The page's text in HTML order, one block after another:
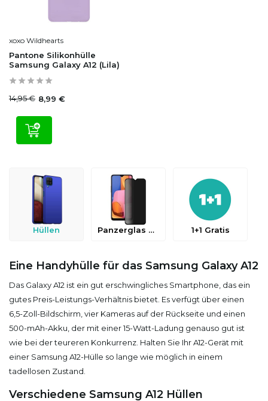
xoxo Wildhearts
Pantone Silikonhülle
Samsung Galaxy A12 (Lila)
14,95 € 8,99 €
Hüllen Panzerglas & Schutzfolien 1+1 Gratis
Eine Handyhülle für das Samsung Galaxy A12
Das Galaxy A12 ist ein gut erschwingliches Smartphone, das ein
gutes Preis-Leistungs-Verhältnis bietet. Es verfügt über einen
6,5-Zoll-Bildschirm, vier Kameras auf der Rückseite und einen
500-mAh-Akku, der mit einer 15-Watt-Ladung genauso gut ist
wie bei der teureren Konkurrenz. Halten Sie Ihr A12-Gerät mit
einer Samsung A12-Hülle so lange wie möglich in einem
tadellosen Zustand.
Verschiedene Samsung A12 Hüllen